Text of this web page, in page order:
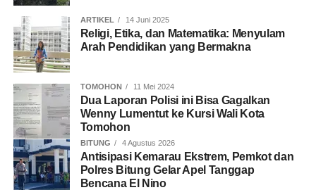
ARTIKEL 14 Juni 2025
Religi, Etika, dan Matematika: Menyulam
Arah Pendidikan yang Bermakna
TOMOHON 11 Mei 2024
Dua Laporan Polisi ini Bisa Gagalkan
Wenny Lumentut ke Kursi Wali Kota
Tomohon
BITUNG 4 Agustus 2026
Antisipasi Kemarau Ekstrem, Pemkot dan
Polres Bitung Gelar Apel Tanggap
Bencana El Nino